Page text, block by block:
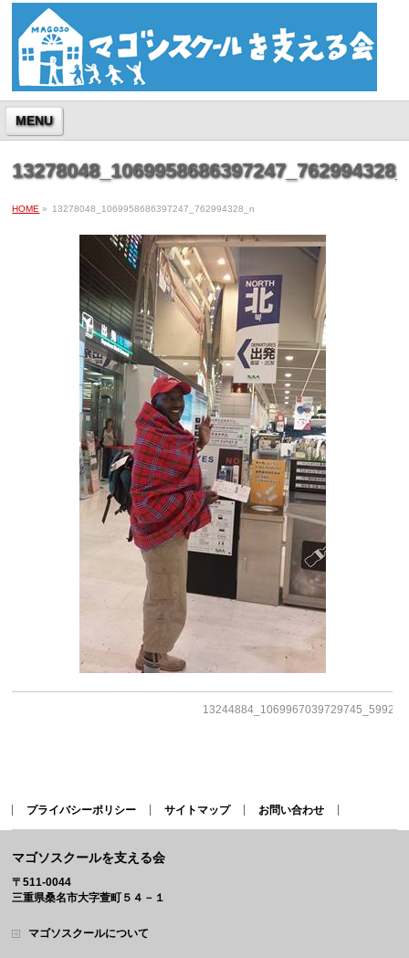
MENU
HOME » 13278048_1069958686397247_762994328_n
プライバシーポリシー サイトマップ お問い合わせ
マゴソスクールを支える会
〒511-0044
三重県桑名市大字萱町５４－１
マゴソスクールについて